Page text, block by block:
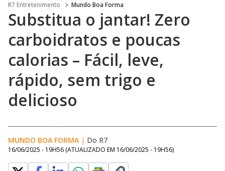
R7 Entretenimento Mundo Boa Forma
Substitua o jantar! Zero
carboidratos e poucas
calorias – Fácil, leve,
rápido, sem trigo e
delicioso
MUNDO BOA FORMA | Do R7
16/06/2025 - 19H56 (ATUALIZADO EM 16/06/2025 - 19H56)